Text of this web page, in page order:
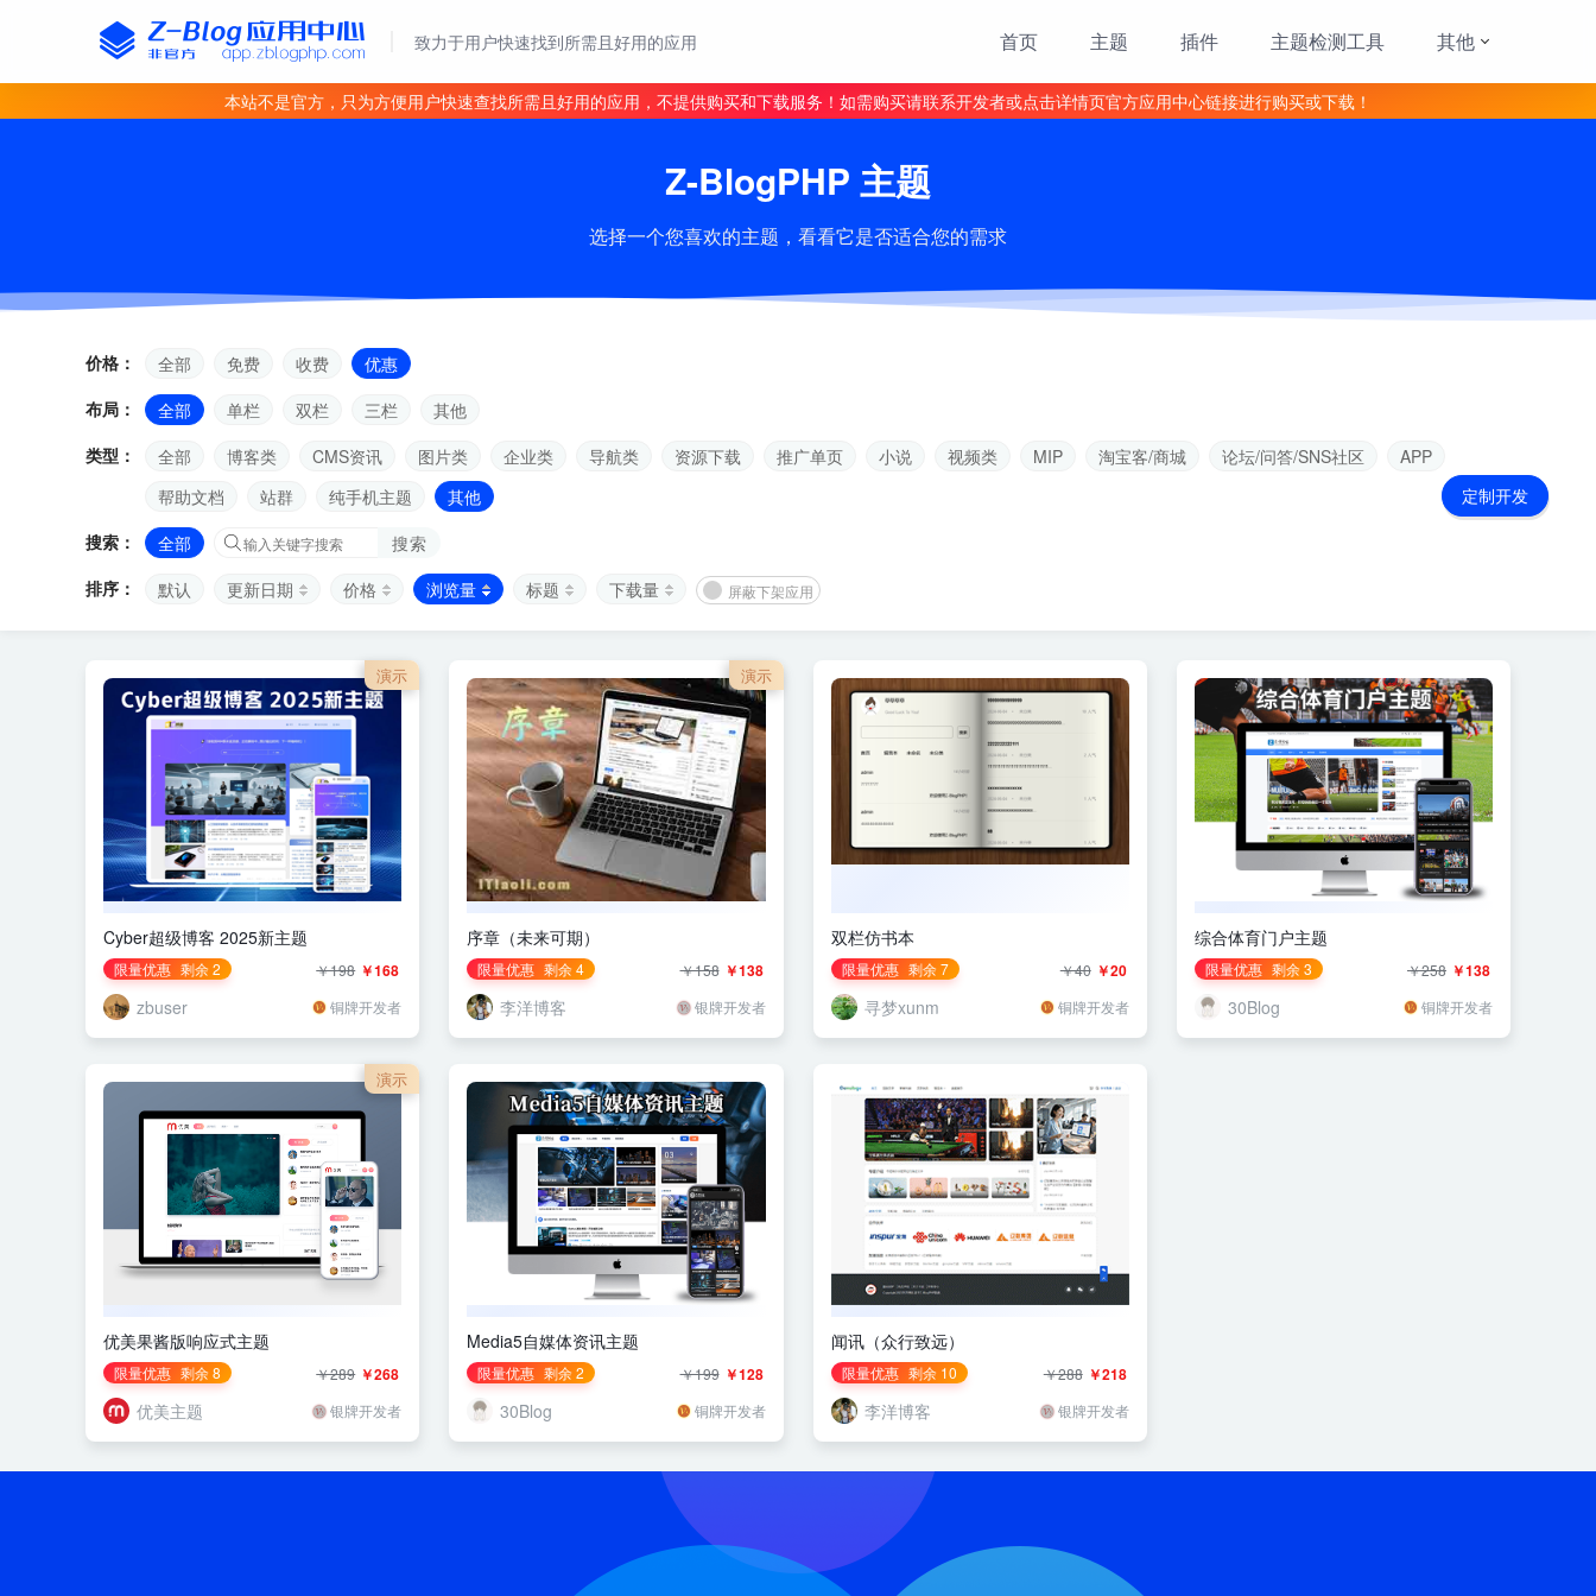
致力于用户快速找到所需且好用的应用 首页 主题 插件 主题检测工具 其他
本站不是官方，只为方便用户快速查找所需且好用的应用，不提供购买和下载服务！如需购买请联系开发者或点击详情页官方应用中心链接进行购买或下载！
Z-BlogPHP 主题
选择一个您喜欢的主题，看看它是否适合您的需求
价格： 全部 免费 收费
优惠
布局：
全部 单栏 双栏 三栏
其他
类型：
全部 博客类 CMS资讯 图片类 企业类 导航类 资源下载 推广单页 小说 视频类 MIP 淘宝客/商城 论坛/问答/SNS社区
APP
帮助文档
站群 纯手机主题
其他
搜索：
全部
搜索
排序：
默认 更新日期 价格 浏览量 标题 下载量 屏蔽下架应用
演示
Cyber超级博客 2025新主题
限量优惠 剩余 2 ￥168
￥198
zbuser 铜牌开发者
演示
序章（未来可期）
限量优惠 剩余 4 ￥138
￥158
李洋博客 银牌开发者
双栏仿书本
限量优惠 剩余 7 ￥20
￥40
寻梦xunm 铜牌开发者
综合体育门户主题
限量优惠 剩余 3 ￥138
￥258
30Blog 铜牌开发者
演示
优美果酱版响应式主题
限量优惠 剩余 8 ￥268
￥289
优美主题 银牌开发者
Media5自媒体资讯主题
限量优惠 剩余 2 ￥128
￥199
30Blog 铜牌开发者
闻讯（众行致远）
限量优惠 剩余 10 ￥218
￥288
李洋博客 银牌开发者
定制开发